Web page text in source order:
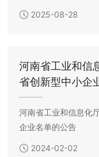
2025-08-28
河南省工业和信
省创新型中小企
河南省工业和信息化
企业名单的公告
2024-02-02